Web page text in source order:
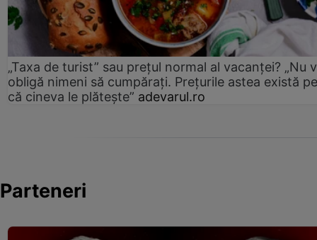
„Taxa de turist” sau prețul normal al vacanței? „Nu
obligă nimeni să cumpărați. Prețurile astea există
că cineva le plătește” adevarul.ro
Parteneri